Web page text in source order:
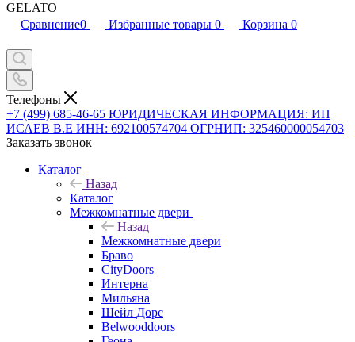
GELATO
Сравнение0 Избранные товары 0 Корзина 0
Телефоны
+7 (499) 685-46-65 ЮРИДИЧЕСКАЯ ИНФОРМАЦИЯ: ИП
ИСАЕВ В.Е ИНН: 692100574704 ОГРНИП: 325460000054703
Заказать звонок
Каталог
Назад
Каталог
Межкомнатные двери
Назад
Межкомнатные двери
Браво
CityDoors
Интерна
Мильяна
Шейл Дорс
Belwooddoors